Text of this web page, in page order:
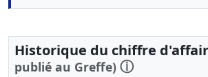
Historique du chiffre
publié au Greffe) ⓘ